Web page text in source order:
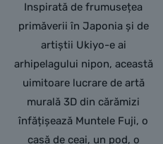
Inspirată de frumusețea
primăverii în Japonia și de
artiștii Ukiyo-e ai
arhipelagului nipon, această
uimitoare lucrare de artă
murală 3D din cărămizi
înfățișează Muntele Fuji, o
casă de ceai, un pod, o